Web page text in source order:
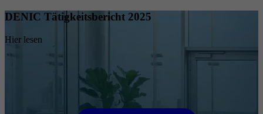
DENIC Tätigkeitsbericht 2025
Hier lesen